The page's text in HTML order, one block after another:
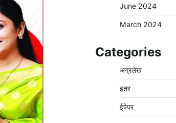
June 2024
March 2024
Categories
अग्रलेख
इतर
ईपेपर